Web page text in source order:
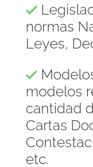
normas
Leyes,
modelos
cantidad
Cartas
etc.